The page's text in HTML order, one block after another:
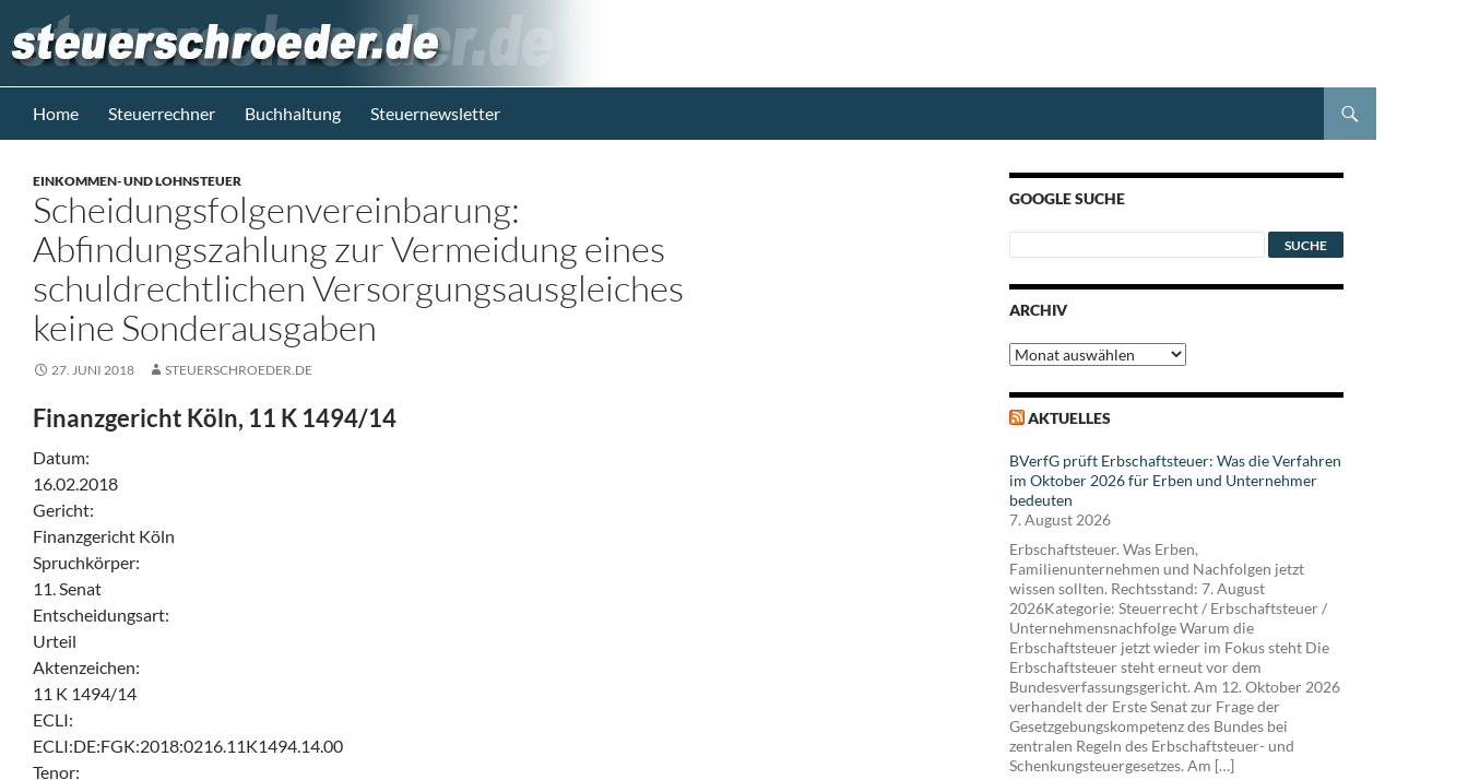
Inhalt
springen
Steuerblog www.steuerschroeder.de
Home Steuerrechner Buchhaltung Steuernewsletter
EINKOMMEN- UND LOHNSTEUER
Scheidungsfolgenvereinbarung:
Abfindungszahlung zur Vermeidung eines
schuldrechtlichen Versorgungsausgleiches
keine Sonderausgaben
27. JUNI 2018 STEUERSCHROEDER.DE
Finanzgericht Köln, 11 K 1494/14
Datum:
16.02.2018
Gericht:
Finanzgericht Köln
Spruchkörper:
11. Senat
Entscheidungsart:
Urteil
Aktenzeichen:
11 K 1494/14
ECLI:
ECLI:DE:FGK:2018:0216.11K1494.14.00
Tenor:
GOOGLE SUCHE
ARCHIV
Archiv
AKTUELLES
BVerfG prüft Erbschaftsteuer: Was die Verfahren
im Oktober 2026 für Erben und Unternehmer
bedeuten
7. August 2026
Erbschaftsteuer. Was Erben,
Familienunternehmen und Nachfolgen jetzt
wissen sollten. Rechtsstand: 7. August
2026Kategorie: Steuerrecht / Erbschaftsteuer /
Unternehmensnachfolge Warum die
Erbschaftsteuer jetzt wieder im Fokus steht Die
Erbschaftsteuer steht erneut vor dem
Bundesverfassungsgericht. Am 12. Oktober 2026
verhandelt der Erste Senat zur Frage der
Gesetzgebungskompetenz des Bundes bei
zentralen Regeln des Erbschaftsteuer- und
Schenkungsteuergesetzes. Am […]
Steuerberater
M. Schröder
Berlin